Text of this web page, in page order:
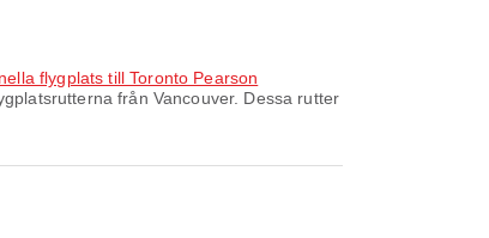
flygplats till Toronto Pearson
från Vancouver. Dessa rutter